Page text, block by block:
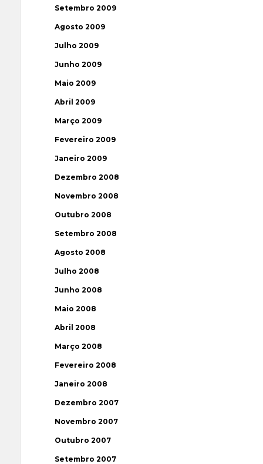
Setembro 2009
Agosto 2009
Julho 2009
Junho 2009
Maio 2009
Abril 2009
Março 2009
Fevereiro 2009
Janeiro 2009
Dezembro 2008
Novembro 2008
Outubro 2008
Setembro 2008
Agosto 2008
Julho 2008
Junho 2008
Maio 2008
Abril 2008
Março 2008
Fevereiro 2008
Janeiro 2008
Dezembro 2007
Novembro 2007
Outubro 2007
Setembro 2007